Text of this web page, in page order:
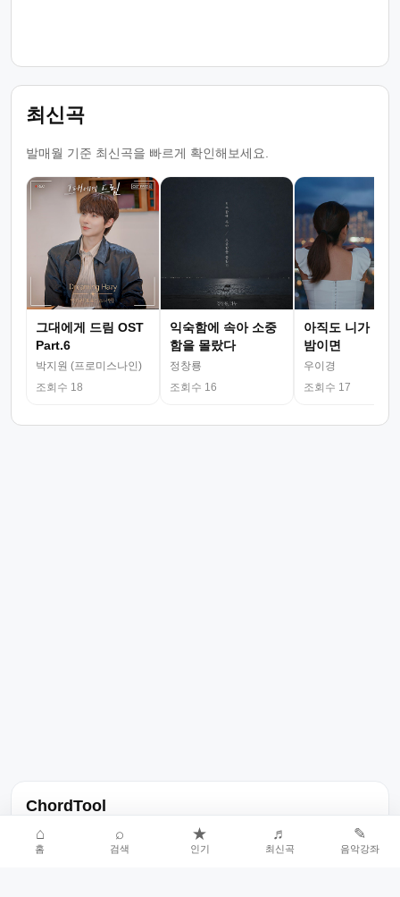
최신곡
발매월 기준 최신곡을 빠르게 확인해보세요.
그대에게 드림 OST
Part.6
박지원 (프로미스나인)
조회수 18
익숙함에 속아 소중
함을 몰랐다
정창룡
조회수 16
아직도 니가 그
밤이면
우이경
조회수 17
ChordTool
노래 가사, 곡 정보, 코드, 악보를 한곳에서 찾을 수 있는 음악 정보
서비스입니다.
⌂
홈
⌕
검색
★
인기
♬
최신곡
✎
음악강좌